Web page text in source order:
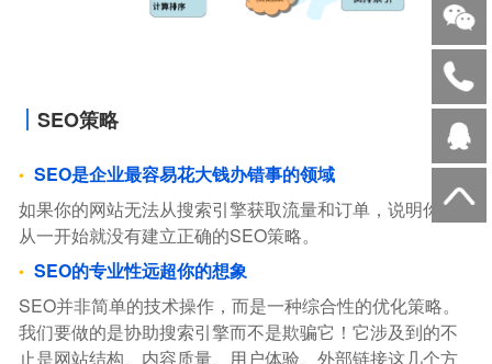
SEO策略
SEO是企业最容易花大钱办错事的领域
如果你的网站无法从搜索引擎获取流量和订单，说明你，
从一开始就没有建立正确的SEO策略。
SEO的专业性远超你的想象
SEO并非简单的技术操作，而是一种综合性的优化策略。
我们要做的是协助搜索引擎而不是欺骗它！它涉及到的不
止是网站结构、内容质量、用户体验、外部链接这几个方